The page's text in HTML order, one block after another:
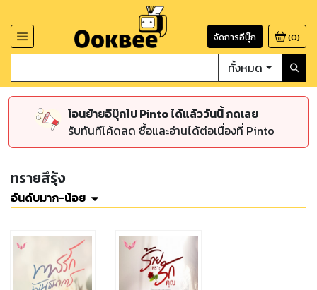
จัดการอีบุ๊ก (0)
ทั้งหมด
โอนย้ายอีบุ๊กไป Pinto ได้แล้ววันนี้ กดเลย
รับทันทีโค้ดลด ซื้อและอ่านได้ต่อเนื่องที่ Pinto
ทรายสึรุ้ง
อันดับมาก-น้อย